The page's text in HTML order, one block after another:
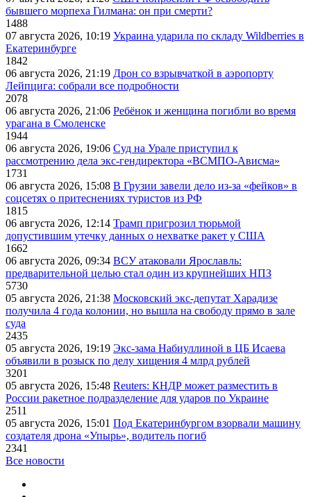
бывшего морпеха Гилмана: он при смерти?
1488
07 августа 2026, 10:19 Украина ударила по складу Wildberries в
Екатеринбурге
1842
06 августа 2026, 21:19 Дрон со взрывчаткой в аэропорту
Лейпцига: собрали все подробности
2078
06 августа 2026, 21:06 Ребёнок и женщина погибли во время
урагана в Смоленске
1944
06 августа 2026, 19:06 Суд на Урале приступил к
рассмотрению дела экс-гендиректора «ВСМПО-Ависма»
1731
06 августа 2026, 15:08 В Грузии завели дело из-за «фейков» в
соцсетях о притеснениях туристов из РФ
1815
06 августа 2026, 12:14 Трамп пригрозил тюрьмой
допустившим утечку данных о нехватке ракет у США
1662
06 августа 2026, 09:34 ВСУ атаковали Ярославль:
предварительной целью стал один из крупнейших НПЗ
5730
05 августа 2026, 21:38 Московский экс-депутат Харадизе
получила 4 года колонии, но вышла на свободу прямо в зале
суда
2435
05 августа 2026, 19:19 Экс-зама Набиуллиной в ЦБ Исаева
объявили в розыск по делу хищения 4 млрд рублей
3201
05 августа 2026, 15:48 Reuters: КНДР может разместить в
России ракетное подразделение для ударов по Украине
2511
05 августа 2026, 15:01 Под Екатеринбургом взорвали машину
создателя дрона «Упырь», водитель погиб
2341
Все новости